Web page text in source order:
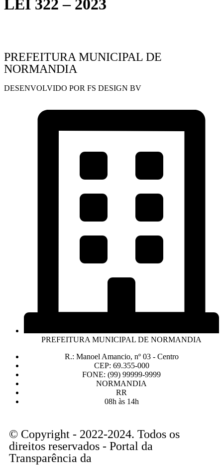
LEI 322 – 2023
PREFEITURA MUNICIPAL DE
NORMANDIA
DESENVOLVIDO POR FS DESIGN BV
PREFEITURA MUNICIPAL DE NORMANDIA
R.: Manoel Amancio, nº 03 - Centro
CEP: 69.355-000
FONE: (99) 99999-9999
NORMANDIA
RR
08h às 14h
© Copyright - 2022-2024. Todos os
direitos reservados - Portal da
Transparência da